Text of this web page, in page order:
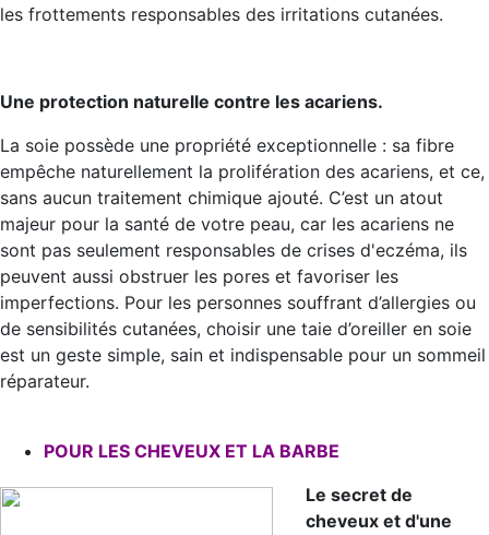
les frottements responsables des irritations cutanées.
Une protection naturelle contre les acariens.
La soie possède une propriété exceptionnelle : sa fibre
empêche naturellement la prolifération des acariens, et ce,
sans aucun traitement chimique ajouté. C’est un atout
majeur pour la santé de votre peau, car les acariens ne
sont pas seulement responsables de crises d'eczéma, ils
peuvent aussi obstruer les pores et favoriser les
imperfections. Pour les personnes souffrant d’allergies ou
de sensibilités cutanées, choisir une taie d’oreiller en soie
est un geste simple, sain et indispensable pour un sommeil
réparateur.
POUR LES CHEVEUX ET LA BARBE
Le secret de
cheveux et d'une